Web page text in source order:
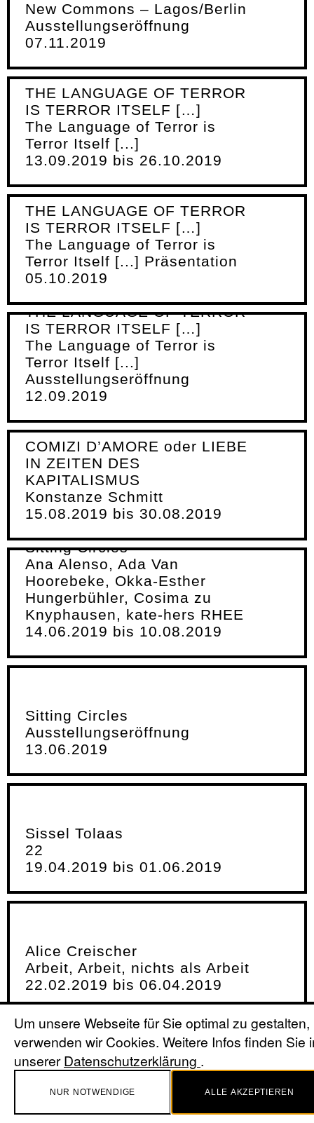
New Commons – Lagos/Berlin
Ausstellungseröffnung
07.11.2019
THE LANGUAGE OF TERROR
IS TERROR ITSELF […]
The Language of Terror is
Terror Itself [...]
13.09.2019 bis 26.10.2019
THE LANGUAGE OF TERROR
IS TERROR ITSELF […]
The Language of Terror is
Terror Itself [...] Präsentation
05.10.2019
THE LANGUAGE OF TERROR
IS TERROR ITSELF […]
The Language of Terror is
Terror Itself [...]
Ausstellungseröffnung
12.09.2019
COMIZI D’AMORE oder LIEBE
IN ZEITEN DES
KAPITALISMUS
Konstanze Schmitt
15.08.2019 bis 30.08.2019
Sitting Circles
Ana Alenso, Ada Van
Hoorebeke, Okka-Esther
Hungerbühler, Cosima zu
Knyphausen, kate-hers RHEE
14.06.2019 bis 10.08.2019
Sitting Circles
Ausstellungseröffnung
13.06.2019
Sissel Tolaas
22
19.04.2019 bis 01.06.2019
Alice Creischer
Arbeit, Arbeit, nichts als Arbeit
22.02.2019 bis 06.04.2019
Alice Creischer Arbeit, Arbeit,
nichts als Arbeit
Ausstellungseröffnung
Um unsere Webseite für Sie optimal zu gestalten,
verwenden wir Cookies. Weitere Infos finden Sie
unsererDatenschutzerklärung .
NUR NOTWENDIGE ALLE AKZEPTIEREN